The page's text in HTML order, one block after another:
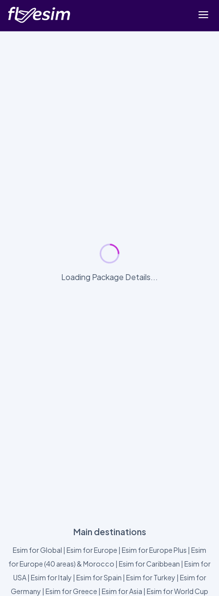
Loading Package Details...
Main destinations
Esim for Global | Esim for Europe | Esim for Europe Plus | Esim
for Europe (40 areas) & Morocco | Esim for Caribbean | Esim for
USA| Esim for Italy | Esim for Spain | Esim for Turkey | Esim for
Germany | Esim for Greece | Esim for Asia | Esim for World Cup